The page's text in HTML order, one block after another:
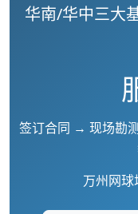
华南/华中三大
签订合同 → 现场勘
万州网